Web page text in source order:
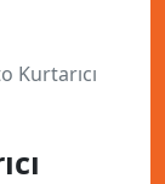
Kurtarıcı